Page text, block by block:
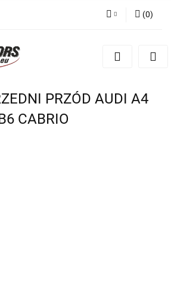
Zarejestruj się
(0)
PRZÓD AUDI A4
CABRIO